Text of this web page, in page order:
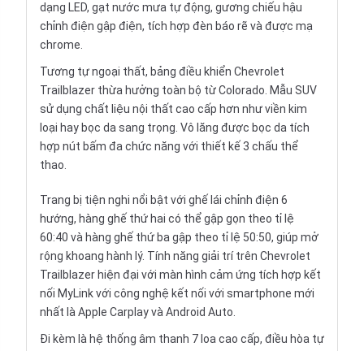
dạng LED, gạt nước mưa tự động, gương chiếu hậu
chỉnh điện gập điện, tích hợp đèn báo rẽ và được mạ
chrome.
Tương tự ngoại thất, bảng điều khiển Chevrolet
Trailblazer thừa hưởng toàn bộ từ Colorado. Mẫu SUV
sử dụng chất liệu nội thất cao cấp hơn như viền kim
loại hay bọc da sang trọng. Vô lăng được bọc da tích
hợp nút bấm đa chức năng với thiết kế 3 chấu thể
thao.
Trang bị tiện nghi nổi bật với ghế lái chỉnh điện 6
hướng, hàng ghế thứ hai có thể gập gọn theo tỉ lệ
60:40 và hàng ghế thứ ba gập theo tỉ lệ 50:50, giúp mở
rộng khoang hành lý. Tính năng giải trí trên Chevrolet
Trailblazer hiện đại với màn hình cảm ứng tích hợp kết
nối MyLink với công nghệ kết nối với smartphone mới
nhất là Apple Carplay và Android Auto.
Đi kèm là hệ thống âm thanh 7 loa cao cấp, điều hòa tự